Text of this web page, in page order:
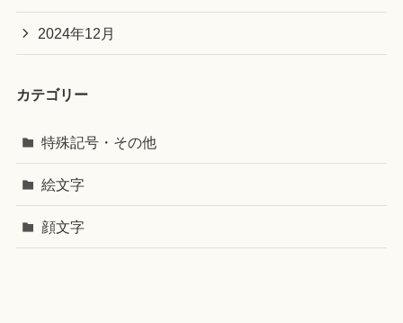
2024年12月
カテゴリー
特殊記号・その他
絵文字
顔文字